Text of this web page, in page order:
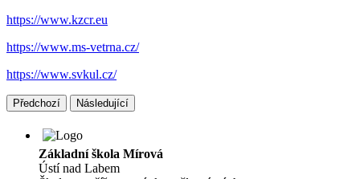
https://www.kzcr.eu
https://www.ms-vetrna.cz/
https://www.svkul.cz/
Předchozí Následující
Základní škola Mírová
Ústí nad Labem